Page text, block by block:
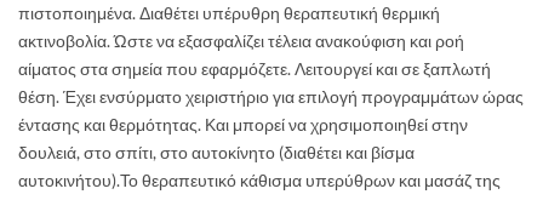
πιστοποιημένα. Διαθέτει υπέρυθρη θεραπευτική θερμική
ακτινοβολία. Ώστε να εξασφαλίζει τέλεια ανακούφιση και ροή
αίματος στα σημεία που εφαρμόζετε. Λειτουργεί και σε ξαπλωτή
θέση. Έχει ενσύρματο χειριστήριο για επιλογή προγραμμάτων ώρας
έντασης και θερμότητας. Και μπορεί να χρησιμοποιηθεί στην
δουλειά, στο σπίτι, στο αυτοκίνητο (διαθέτει και βίσμα
αυτοκινήτου).Το θεραπευτικό κάθισμα υπερύθρων και μασάζ της